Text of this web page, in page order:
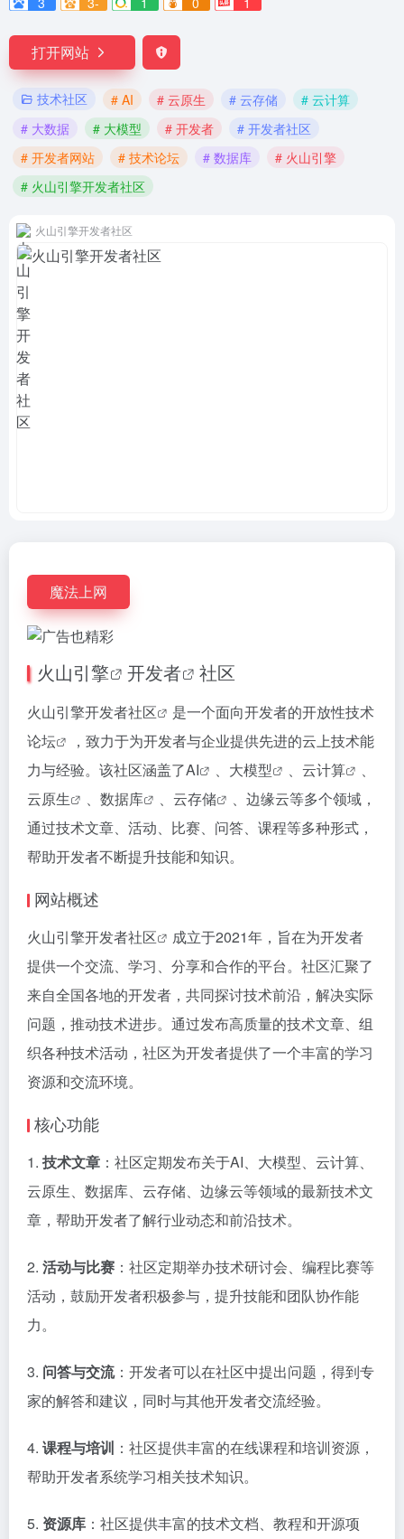
打开网站
技术社区 # AI # 云原生 # 云存储
# 云计算
# 大数据
# 大模型 # 开发者
# 开发者社区
# 开发者网站
# 技术论坛 # 数据库
# 火山引擎
# 火山引擎开发者社区
火山引擎开发者社区
魔法上网
火山引擎 开发者 社区
火山引擎开发者社区 是一个面向开发者的开放性技术
论坛
，致力于为开发者与企业提供先进的云上技术能
力与经验。该社区涵盖了AI 、 大模型 、 云计算
、
云原生
、 数据库 、 云存储
、边缘云等多个领域，
通过技术文章、活动、比赛、问答、课程等多种形式，
帮助开发者不断提升技能和知识。
网站概述
火山引擎开发者社区
成立于2021年，旨在为开发者
提供一个交流、学习、分享和合作的平台。社区汇聚了
来自全国各地的开发者，共同探讨技术前沿，解决实际
问题，推动技术进步。通过发布高质量的技术文章、组
织各种技术活动，社区为开发者提供了一个丰富的学习
资源和交流环境。
核心功能
1. 技术文章 ：社区定期发布关于AI、大模型、云计算、
云原生、数据库、云存储、边缘云等领域的最新技术文
章，帮助开发者了解行业动态和前沿技术。
2. 活动与比赛 ：社区定期举办技术研讨会、编程比赛等
活动，鼓励开发者积极参与，提升技能和团队协作能
力。
3. 问答与交流：开发者可以在社区中提出问题，得到专
家的解答和建议，同时与其他开发者交流经验。
4. 课程与培训 ：社区提供丰富的在线课程和培训资源，
帮助开发者系统学习相关技术知识。
5. 资源库 ：社区提供丰富的技术文档、教程和开源项